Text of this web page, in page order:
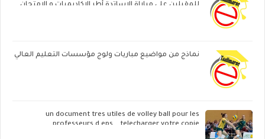
للمقبلين على مباراة الاساتدة أطر الاكاديميات ‏و الامتحان
نماذج من مواضيع مباريات ولوج مؤسسات التعليم العالي
un document tres utiles de volley ball pour les
professeurs d eps ...telecharger votre copie